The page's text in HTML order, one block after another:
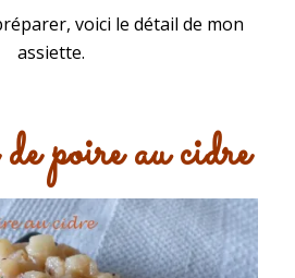
voici le détail de mon
assiette.
poire au cidre